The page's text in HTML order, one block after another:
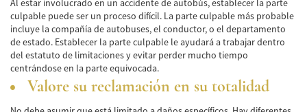
Type of Evidence Needed
Truck Accident Causes
Truck Accident Case Elements
Al estar involucrado en un accidente de autobús, establecer la parte
culpable puede ser un proceso difícil. La parte culpable más probable
incluye la compañía de autobuses, el conductor, o el departamento
de estado. Establecer la parte culpable le ayudará a trabajar dentro
del estatuto de limitaciones y evitar perder mucho tiempo
centrándose en la parte equivocada.
Valore su reclamación en su totalidad